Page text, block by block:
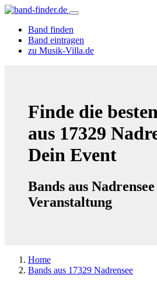
Band finden
Band eintragen
zu Musik-Villa.de
Finde die
aus 17329
Dein Event
Bands aus
Veranstaltung
Home
Bands aus 17329 Nadrensee